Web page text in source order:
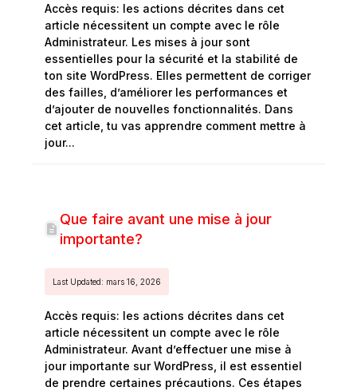
Accès requis: les actions décrites dans cet
article nécessitent un compte avec le rôle
Administrateur. Les mises à jour sont
essentielles pour la sécurité et la stabilité de
ton site WordPress. Elles permettent de corriger
des failles, d’améliorer les performances et
d’ajouter de nouvelles fonctionnalités. Dans
cet article, tu vas apprendre comment mettre à
jour...
Que faire avant une mise à jour
importante?
Last Updated: mars 16, 2026
Accès requis: les actions décrites dans cet
article nécessitent un compte avec le rôle
Administrateur. Avant d’effectuer une mise à
jour importante sur WordPress, il est essentiel
de prendre certaines précautions. Ces étapes